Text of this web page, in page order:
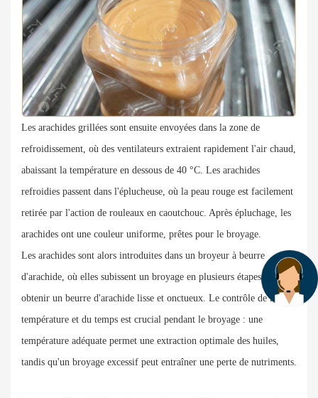
Les arachides grillées sont ensuite envoyées dans la zone de
refroidissement, où des ventilateurs extraient rapidement l'air chaud,
abaissant la température en dessous de 40 °C. Les arachides
refroidies passent dans l'éplucheuse, où la peau rouge est facilement
retirée par l'action de rouleaux en caoutchouc. Après épluchage, les
arachides ont une couleur uniforme, prêtes pour le broyage.
Les arachides sont alors introduites dans un broyeur à beurre
d'arachide, où elles subissent un broyage en plusieurs étapes pour
obtenir un beurre d'arachide lisse et onctueux. Le contrôle de la
température et du temps est crucial pendant le broyage : une
température adéquate permet une extraction optimale des huiles,
tandis qu'un broyage excessif peut entraîner une perte de nutriments.